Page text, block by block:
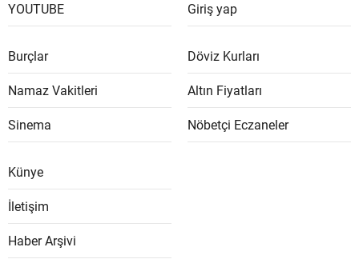
YOUTUBE Giriş yap
Burçlar
Namaz Vakitleri
Sinema
Döviz Kurları
Altın Fiyatları
Nöbetçi Eczaneler
Künye
İletişim
Haber Arşivi